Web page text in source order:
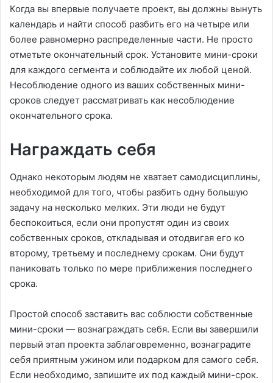
Когда вы впервые получаете проект, вы должны вынуть
календарь и найти способ разбить его на четыре или
более равномерно распределенные части. Не просто
отметьте окончательный срок. Установите мини-сроки
для каждого сегмента и соблюдайте их любой ценой.
Несоблюдение одного из ваших собственных мини-
сроков следует рассматривать как несоблюдение
окончательного срока.
Награждать себя
Однако некоторым людям не хватает самодисциплины,
необходимой для того, чтобы разбить одну большую
задачу на несколько мелких. Эти люди не будут
беспокоиться, если они пропустят один из своих
собственных сроков, откладывая и отодвигая его ко
второму, третьему и последнему срокам. Они будут
паниковать только по мере приближения последнего
срока.
Простой способ заставить вас соблюсти собственные
мини-сроки — вознаграждать себя. Если вы завершили
первый этап проекта заблаговременно, вознаградите
себя приятным ужином или подарком для самого себя.
Если необходимо, запишите их под каждый мини-срок.